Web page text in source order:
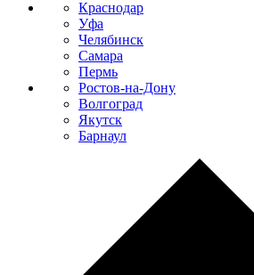
Краснодар
Уфа
Челябинск
Самара
Пермь
Ростов-на-Дону
Волгоград
Якутск
Барнаул